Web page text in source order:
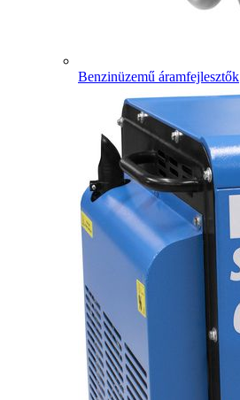
Benzinüzemű áramfejlesztők